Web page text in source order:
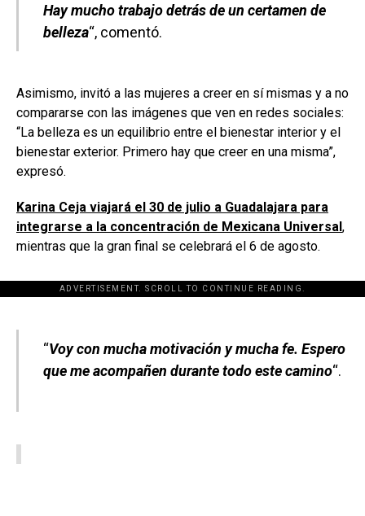
Hay mucho trabajo detrás de un certamen de
belleza“, comentó.
Asimismo, invitó a las mujeres a creer en sí mismas y a no
compararse con las imágenes que ven en redes sociales:
“La belleza es un equilibrio entre el bienestar interior y el
bienestar exterior. Primero hay que creer en una misma”,
expresó.
Karina Ceja viajará el 30 de julio a Guadalajara para
integrarse a la concentración de Mexicana Universal,
mientras que la gran final se celebrará el 6 de agosto.
ADVERTISEMENT. SCROLL TO CONTINUE READING.
[adsforwp id="243463"]
“Voy con mucha motivación y mucha fe. Espero
que me acompañen durante todo este camino“.